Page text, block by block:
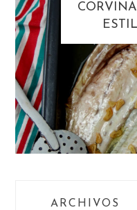
ARCHIVOS